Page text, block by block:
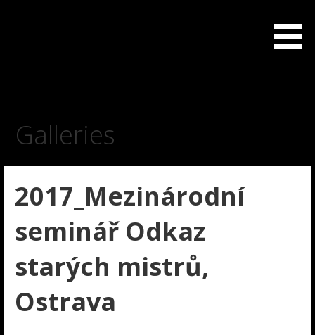
Galleries
2017_Mezinárodní
seminář Odkaz
starých mistrů,
Ostrava